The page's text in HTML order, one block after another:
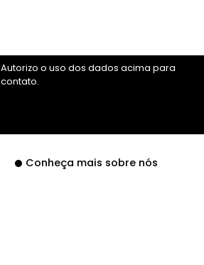
Autorizo o uso dos dados acima para
contato.
Conheça mais sobre nós